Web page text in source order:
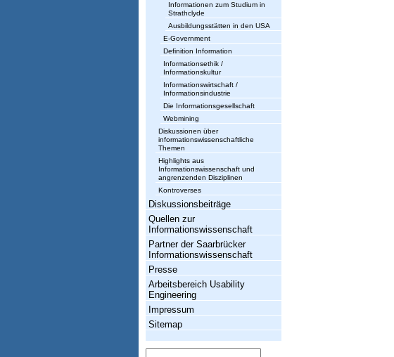
Informationen zum Studium in
Strathclyde
Ausbildungsstätten in den USA
E-Government
Definition Information
Informationsethik /
Informationskultur
Informationswirtschaft /
Informationsindustrie
Die Informationsgesellschaft
Webmining
Diskussionen über
informationswissenschaftliche
Themen
Highlights aus
Informationswissenschaft und
angrenzenden Disziplinen
Kontroverses
Diskussionsbeiträge
Quellen zur
Informationswissenschaft
Partner der Saarbrücker
Informationswissenschaft
Presse
Arbeitsbereich Usability
Engineering
Impressum
Sitemap